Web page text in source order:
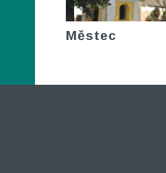
Městec